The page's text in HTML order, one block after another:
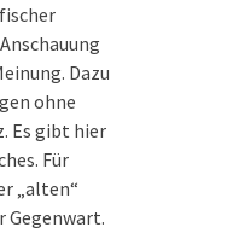
Dazu
ohne
Es gibt hier
Für
„alten“
Gegenwart.